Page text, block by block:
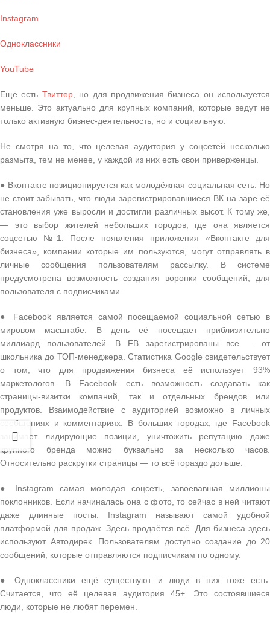
Instagram
Одноклассники
YouTube
Ещё есть Твиттер, но для продвижения бизнеса он используется
меньше. Это актуально для крупных компаний, которые ведут не
только активную бизнес-деятельность, но и социальную.
Не смотря на то, что целевая аудитория у соцсетей несколько
размыта, тем не менее, у каждой из них есть свои приверженцы.
● Вконтакте позиционируется как молодёжная социальная сеть. Но
не стоит забывать, что люди зарегистрировавшиеся ВК на заре её
становления уже выросли и достигли различных высот. К тому же,
— это выбор жителей небольших городов, где она является
соцсетью №1. После появления приложения «Вконтакте для
бизнеса», компании которые им пользуются, могут отправлять в
личные сообщения пользователям рассылку. В системе
предусмотрена возможность создания воронки сообщений, для
пользователя с подписчиками.
● Facebook является самой посещаемой социальной сетью в
мировом масштабе. В день её посещает приблизительно
миллиард пользователей. В FB зарегистрированы все — от
школьника до ТОП-менеджера. Статистика Google свидетельствует
о том, что для продвижения бизнеса её использует 93%
маркетологов. В Facebook есть возможность создавать как
страницы-визитки компаний, так и отдельных брендов или
продуктов. Взаимодействие с аудиторией возможно в личных
сообщениях и комментариях. В больших городах, где Facebook
занимает лидирующие позиции, уничтожить репутацию даже
крупного бренда можно буквально за несколько часов.
Относительно раскрутки страницы — то всё гораздо дольше.
● Instagram самая молодая соцсеть, завоевавшая миллионы
поклонников. Если начиналась она с фото, то сейчас в ней читают
даже длинные посты. Instagram называют самой удобной
платформой для продаж. Здесь продаётся всё. Для бизнеса здесь
используют Автодирек. Пользователям доступно создание до 20
сообщений, которые отправляются подписчикам по одному.
● Одноклассники ещё существуют и люди в них тоже есть.
Считается, что её целевая аудитория 45+. Это состоявшиеся
люди, которые не любят перемен.